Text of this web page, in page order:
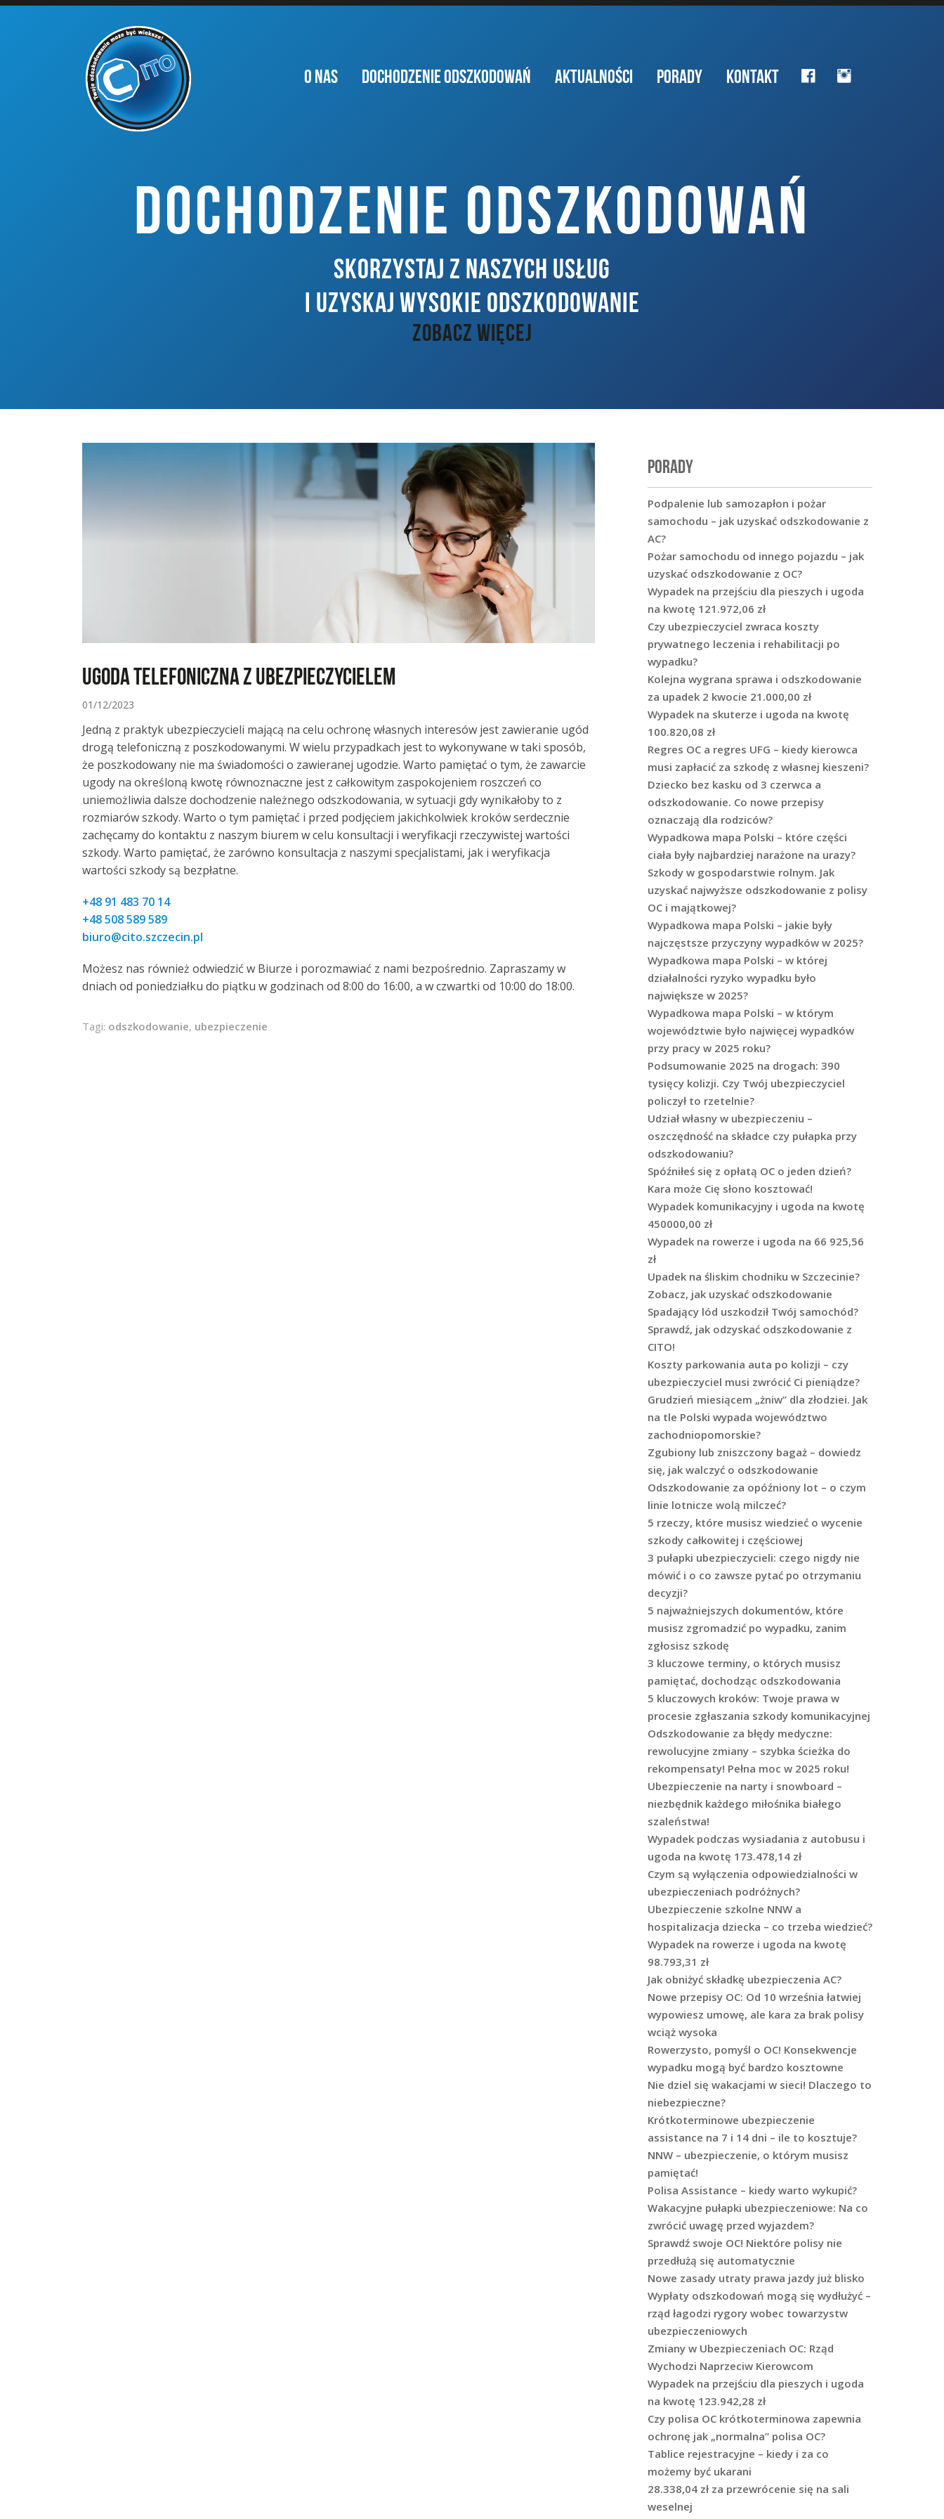
O NAS DOCHODZENIE ODSZKODOWAŃ AKTUALNOŚCI PORADY KONTAKT
DOCHODZENIE ODSZKODOWAŃ
SKORZYSTAJ Z NASZYCH USŁUG
I UZYSKAJ WYSOKIE ODSZKODOWANIE
ZOBACZ WIĘCEJ
Ugoda telefoniczna z ubezpieczycielem
01/12/2023
Jedną z praktyk ubezpieczycieli mającą na celu ochronę własnych interesów jest zawieranie ugód
drogą telefoniczną z poszkodowanymi. W wielu przypadkach jest to wykonywane w taki sposób,
że poszkodowany nie ma świadomości o zawieranej ugodzie. Warto pamiętać o tym, że zawarcie
ugody na określoną kwotę równoznaczne jest z całkowitym zaspokojeniem roszczeń co
uniemożliwia dalsze dochodzenie należnego odszkodowania, w sytuacji gdy wynikałoby to z
rozmiarów szkody. Warto o tym pamiętać i przed podjęciem jakichkolwiek kroków serdecznie
zachęcamy do kontaktu z naszym biurem w celu konsultacji i weryfikacji rzeczywistej wartości
szkody. Warto pamiętać, że zarówno konsultacja z naszymi specjalistami, jak i weryfikacja
wartości szkody są bezpłatne.
+48 91 483 70 14
+48 508 589 589
biuro@cito.szczecin.pl
Możesz nas również odwiedzić w Biurze i porozmawiać z nami bezpośrednio. Zapraszamy w
dniach od poniedziałku do piątku w godzinach od 8:00 do 16:00, a w czwartki od 10:00 do 18:00.
Tagi: odszkodowanie, ubezpieczenie
PORADY
Podpalenie lub samozapłon i pożar
samochodu – jak uzyskać odszkodowanie z
AC?
Pożar samochodu od innego pojazdu – jak
uzyskać odszkodowanie z OC?
Wypadek na przejściu dla pieszych i ugoda
na kwotę 121.972,06 zł
Czy ubezpieczyciel zwraca koszty
prywatnego leczenia i rehabilitacji po
wypadku?
Kolejna wygrana sprawa i odszkodowanie
za upadek 2 kwocie 21.000,00 zł
Wypadek na skuterze i ugoda na kwotę
100.820,08 zł
Regres OC a regres UFG – kiedy kierowca
musi zapłacić za szkodę z własnej kieszeni?
Dziecko bez kasku od 3 czerwca a
odszkodowanie. Co nowe przepisy
oznaczają dla rodziców?
Wypadkowa mapa Polski – które części
ciała były najbardziej narażone na urazy?
Szkody w gospodarstwie rolnym. Jak
uzyskać najwyższe odszkodowanie z polisy
OC i majątkowej?
Wypadkowa mapa Polski – jakie były
najczęstsze przyczyny wypadków w 2025?
Wypadkowa mapa Polski – w której
działalności ryzyko wypadku było
największe w 2025?
Wypadkowa mapa Polski – w którym
województwie było najwięcej wypadków
przy pracy w 2025 roku?
Podsumowanie 2025 na drogach: 390
tysięcy kolizji. Czy Twój ubezpieczyciel
policzył to rzetelnie?
Udział własny w ubezpieczeniu –
oszczędność na składce czy pułapka przy
odszkodowaniu?
Spóźniłeś się z opłatą OC o jeden dzień?
Kara może Cię słono kosztować!
Wypadek komunikacyjny i ugoda na kwotę
450000,00 zł
Wypadek na rowerze i ugoda na 66 925,56
zł
Upadek na śliskim chodniku w Szczecinie?
Zobacz, jak uzyskać odszkodowanie
Spadający lód uszkodził Twój samochód?
Sprawdź, jak odzyskać odszkodowanie z
CITO!
Koszty parkowania auta po kolizji – czy
ubezpieczyciel musi zwrócić Ci pieniądze?
Grudzień miesiącem „żniw” dla złodziei. Jak
na tle Polski wypada województwo
zachodniopomorskie?
Zgubiony lub zniszczony bagaż – dowiedz
się, jak walczyć o odszkodowanie
Odszkodowanie za opóźniony lot – o czym
linie lotnicze wolą milczeć?
5 rzeczy, które musisz wiedzieć o wycenie
szkody całkowitej i częściowej
3 pułapki ubezpieczycieli: czego nigdy nie
mówić i o co zawsze pytać po otrzymaniu
decyzji?
5 najważniejszych dokumentów, które
musisz zgromadzić po wypadku, zanim
zgłosisz szkodę
3 kluczowe terminy, o których musisz
pamiętać, dochodząc odszkodowania
5 kluczowych kroków: Twoje prawa w
procesie zgłaszania szkody komunikacyjnej
Odszkodowanie za błędy medyczne:
rewolucyjne zmiany – szybka ścieżka do
rekompensaty! Pełna moc w 2025 roku!
Ubezpieczenie na narty i snowboard –
niezbędnik każdego miłośnika białego
szaleństwa!
Wypadek podczas wysiadania z autobusu i
ugoda na kwotę 173.478,14 zł
Czym są wyłączenia odpowiedzialności w
ubezpieczeniach podróżnych?
Ubezpieczenie szkolne NNW a
hospitalizacja dziecka – co trzeba wiedzieć?
Wypadek na rowerze i ugoda na kwotę
98.793,31 zł
Jak obniżyć składkę ubezpieczenia AC?
Nowe przepisy OC: Od 10 września łatwiej
wypowiesz umowę, ale kara za brak polisy
wciąż wysoka
Rowerzysto, pomyśl o OC! Konsekwencje
wypadku mogą być bardzo kosztowne
Nie dziel się wakacjami w sieci! Dlaczego to
niebezpieczne?
Krótkoterminowe ubezpieczenie
assistance na 7 i 14 dni – ile to kosztuje?
NNW – ubezpieczenie, o którym musisz
pamiętać!
Polisa Assistance – kiedy warto wykupić?
Wakacyjne pułapki ubezpieczeniowe: Na co
zwrócić uwagę przed wyjazdem?
Sprawdź swoje OC! Niektóre polisy nie
przedłużą się automatycznie
Nowe zasady utraty prawa jazdy już blisko
Wypłaty odszkodowań mogą się wydłużyć –
rząd łagodzi rygory wobec towarzystw
ubezpieczeniowych
Zmiany w Ubezpieczeniach OC: Rząd
Wychodzi Naprzeciw Kierowcom
Wypadek na przejściu dla pieszych i ugoda
na kwotę 123.942,28 zł
Czy polisa OC krótkoterminowa zapewnia
ochronę jak „normalna” polisa OC?
Tablice rejestracyjne – kiedy i za co
możemy być ukarani
28.338,04 zł za przewrócenie się na sali
weselnej